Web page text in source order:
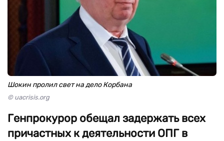
Шокин пролил свет на дело Корбана
© uacrisis.org
Генпрокурор обещал задержать всех
причастных к деятельности ОПГ в